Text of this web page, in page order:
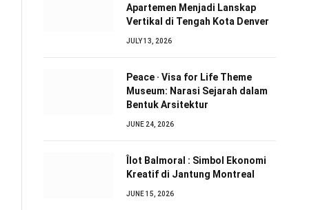
Apartemen Menjadi Lanskap
Vertikal di Tengah Kota Denver
JULY 13, 2026
Peace · Visa for Life Theme
Museum: Narasi Sejarah dalam
Bentuk Arsitektur
JUNE 24, 2026
Îlot Balmoral : Simbol Ekonomi
Kreatif di Jantung Montreal
JUNE 15, 2026